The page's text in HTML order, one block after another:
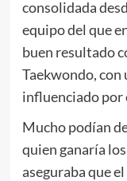
consolidada
equipo del que
buen resultado
Taekwondo,
influenciado por
Mucho podían
quien ganaría
aseguraba que